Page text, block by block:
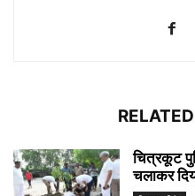
चित्रकूट
चलाकर